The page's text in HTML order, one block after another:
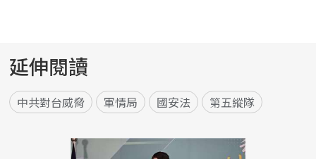
延伸閱讀
中共對台威脅 軍情局 國安法 第五縱隊